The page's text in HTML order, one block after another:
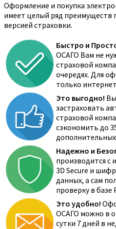
Оформление и покупка
имеет целый ряд преимуществ
версией страховки.
Быстро и
ОСАГО Вам не
страховой
очередях. Для
только
Это выгодно!
застраховать
страховой
сэкономить до
дополнительных
Надежно и
производится с
3D Secure и
данных, а сам
проверку в базе
Это удобно!
ОСАГО можно в
сутки 7 дней в